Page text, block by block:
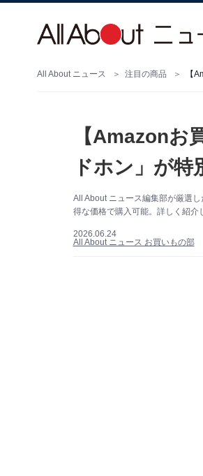
All About ニュース 注目の商品 【
【Amazonお
ドホン」が特
All About ニュース編集部が厳選
得な価格で購入可能。詳しく紹介
2026.06.24
All About ニュース お買いもの部